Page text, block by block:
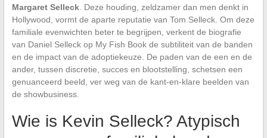
Margaret Selleck. Deze houding, zeldzamer dan men denkt in
Hollywood, vormt de aparte reputatie van Tom Selleck. Om deze
familiale evenwichten beter te begrijpen, verkent de biografie
van Daniel Selleck op My Fish Book de subtiliteit van de banden
en de impact van de adoptiekeuze. De paden van de een en de
ander, tussen discretie, succes en blootstelling, schetsen een
genuanceerd beeld, ver weg van de kant-en-klare beelden van
de showbusiness.
Wie is Kevin Selleck? Atypisch